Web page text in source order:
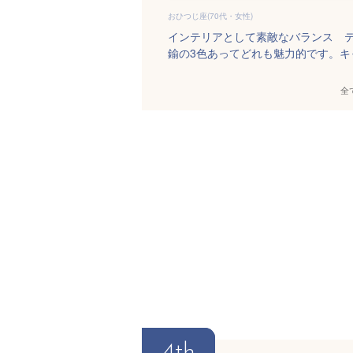
おひつじ座(70代・女性)
インテリアとして素敵なバランス
鍮の3色あってどれも魅力的です。
全